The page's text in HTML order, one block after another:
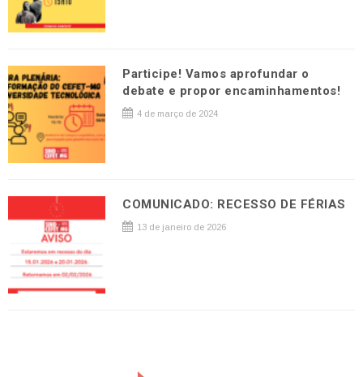
Participe! Vamos aprofundar o
debate e propor encaminhamentos!
4 de março de 2024
COMUNICADO: RECESSO DE FÉRIAS
13 de janeiro de 2026